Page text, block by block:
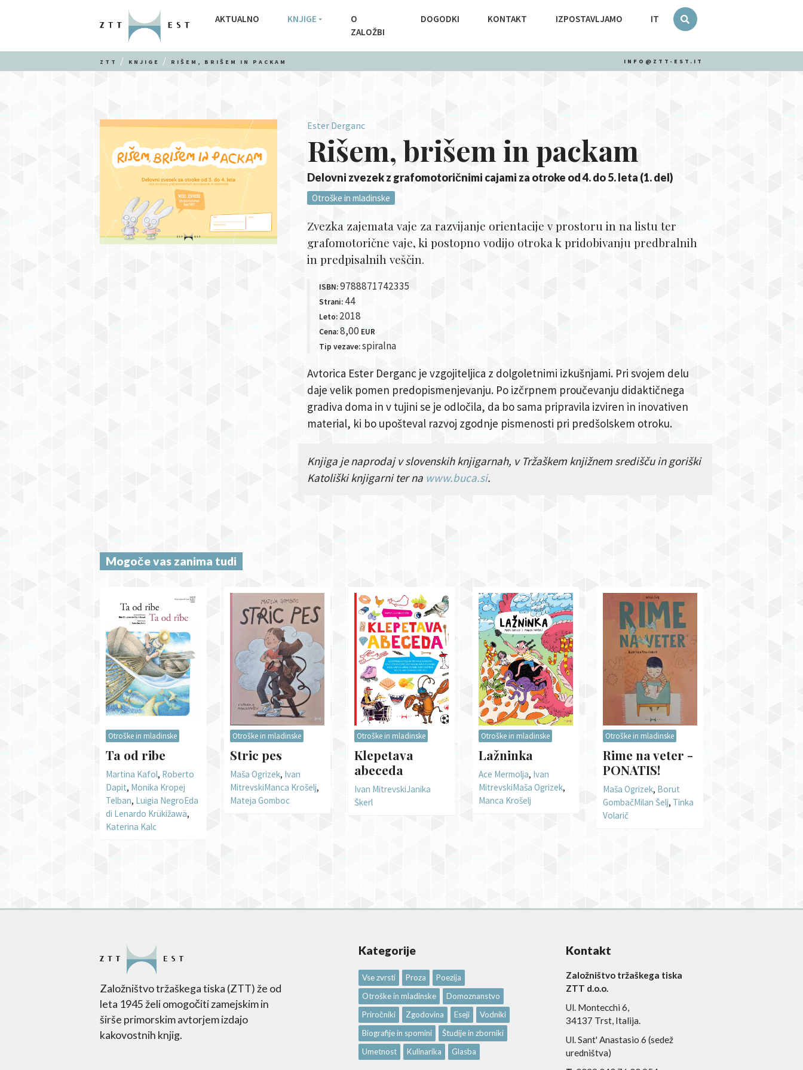
AKTUALNO KNJIGE
O
ZALOŽBI
DOGODKI KONTAKT IZPOSTAVLJAMO IT
ZTT KNJIGE RIŠEM, BRIŠEM IN PACKAM INFO@ZTT-EST.IT
Ester Derganc
Rišem, brišem in packam
Delovni zvezek z grafomotoričnimi cajami za otroke od 4. do 5. leta (1. del)
Otroške in mladinske
Zvezka zajemata vaje za razvijanje orientacije v prostoru in na listu ter
grafomotorične vaje, ki postopno vodijo otroka k pridobivanju predbralnih
in predpisalnih veščin.
ISBN:9788871742335
Strani: 44
Leto: 2018
Cena:8,00 EUR
Tip vezave:spiralna
Avtorica Ester Derganc je vzgojiteljica z dolgoletnimi izkušnjami. Pri svojem delu
daje velik pomen predopismenjevanju. Po izčrpnem proučevanju didaktičnega
gradiva doma in v tujini se je odločila, da bo sama pripravila izviren in inovativen
material, ki bo upošteval razvoj zgodnje pismenosti pri predšolskem otroku.
Knjiga je naprodaj v slovenskih knjigarnah, v Tržaškem knjižnem središču in goriški
Katoliški knjigarni ter na www.buca.si.
Mogoče vas zanima tudi
Otroške in mladinske
Ta od ribe
Martina Kafol, Roberto
Dapit, Monika Kropej
Telban, Luigia NegroEda
di Lenardo Krükižawä,
Katerina Kalc
Otroške in mladinske
Stric pes
Maša Ogrizek, Ivan
MitrevskiManca Krošelj,
Mateja Gomboc
Otroške in mladinske
Klepetava
abeceda
Ivan MitrevskiJanika
Škerl
Otroške in mladinske
Lažninka
Ace Mermolja, Ivan
MitrevskiMaša Ogrizek,
Manca Krošelj
Otroške in mladinske
Rime na veter -
PONATIS!
Maša Ogrizek, Borut
GombačMilan Šelj, Tinka
Volarič
Založništvo tržaškega tiska (ZTT) že od
leta 1945 želi omogočiti zamejskim in
širše primorskim avtorjem izdajo
kakovostnih knjig.
Kategorije
Vse zvrsti Proza
Poezija
Otroške in mladinske
Domoznanstvo
Priročniki
Zgodovina Eseji
Vodniki
Biografije in spomini
Študije in zborniki
Umetnost
Kulinarika Glasba
Kontakt
Založništvo tržaškega tiska
ZTT d.o.o.
Ul. Montecchi 6,
34137 Trst, Italija.
Ul. Sant' Anastasio 6 (sedež
uredništva)